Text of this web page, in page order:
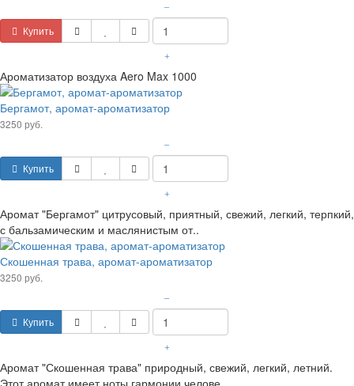
Купить
–
+
Ароматизатор воздуха Aero Max 1000
Бергамот, аромат-ароматизатор
3250 руб.
Купить
–
+
Аромат "Бергамот" цитрусовый, приятный, свежий, легкий, терпкий,
с бальзамическим и маслянистым от..
Скошенная трава, аромат-ароматизатор
3250 руб.
Купить
–
+
Аромат "Скошенная трава" природный, свежий, легкий, летний.
Этот аромат имеет ноты гармонии челове..